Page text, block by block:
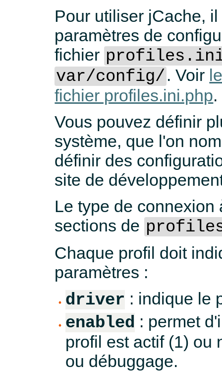
Pour utiliser jCache,
paramètres de
fichier
var/config/ . Voir
fichier profiles.ini.php.
Vous pouvez définir
système, que l'on
définir des
site de
Le type de
sections de
Chaque profil doit
paramètres :
driver : indique le
enabled : permet
profil est actif (1) ou
ou débuggage.